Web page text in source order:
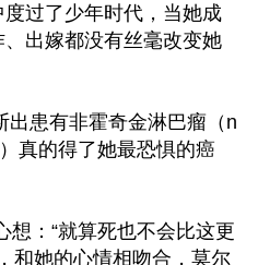
过了少年时代，当她成
出嫁都没有丝毫改变她
出患有非霍奇金淋巴瘤（n
真的得了她最恐惧的癌
想：“就算死也不会比这更
和她的心情相吻合，莫尔